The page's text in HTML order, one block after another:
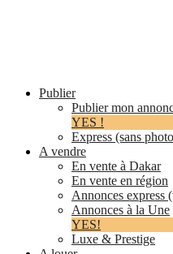
Publier
Publier mon
YES !
Express (sans
A vendre
En vente à Dakar
En vente en région
Annonces express
Annonces à la Une
YES!
Luxe & Prestige